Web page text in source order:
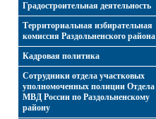
Градостроительная деятельность
Территориальная избирательная
комиссия Раздольненского района
Кадровая политика
Сотрудники отдела участковых
уполномоченных полиции Отдела
МВД России по Раздольненскому
району